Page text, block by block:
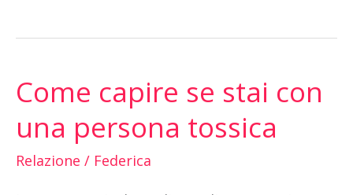
Come capire se stai con
una persona tossica
Relazione / Federica
Come
se
stai